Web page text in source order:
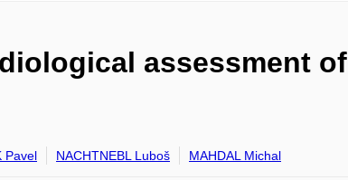
assessment of
Pavel NACHTNEBL Luboš MAHDAL Michal